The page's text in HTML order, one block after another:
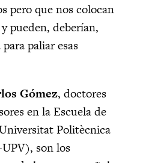
pero que nos colocan
pueden, deberían,
paliar esas
Gómez, doctores
en la Escuela de
Politècnica
son los